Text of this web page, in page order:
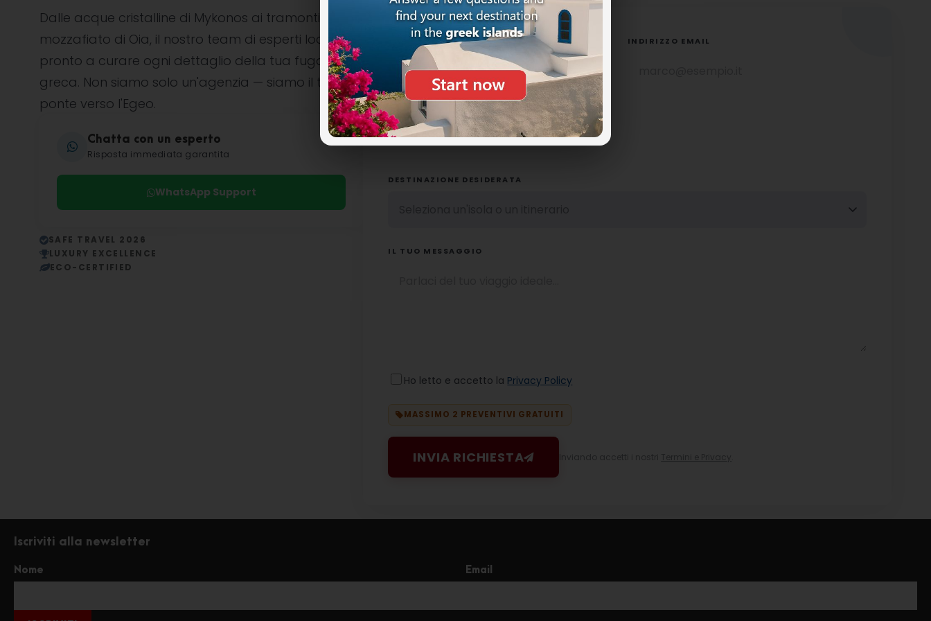
Dalle acque cristalline di Mykonos ai tramonti
mozzafiato di Oia, il nostro team di esperti locali è
pronto a curare ogni dettaglio della tua fuga
greca. Non siamo solo un'agenzia — siamo il tuo
ponte verso l'Egeo.
Chatta con un esperto
Risposta immediata garantita
WhatsApp Support
SAFE TRAVEL 2026
LUXURY EXCELLENCE
ECO-CERTIFIED
NOME COMPLETO INDIRIZZO EMAIL
TELEFONO
DESTINAZIONE DESIDERATA
IL TUO MESSAGGIO
Ho letto e accetto la Privacy Policy
MASSIMO 2 PREVENTIVI GRATUITI
INVIA RICHIESTA
Iscriviti alla newsletter
Nome Email